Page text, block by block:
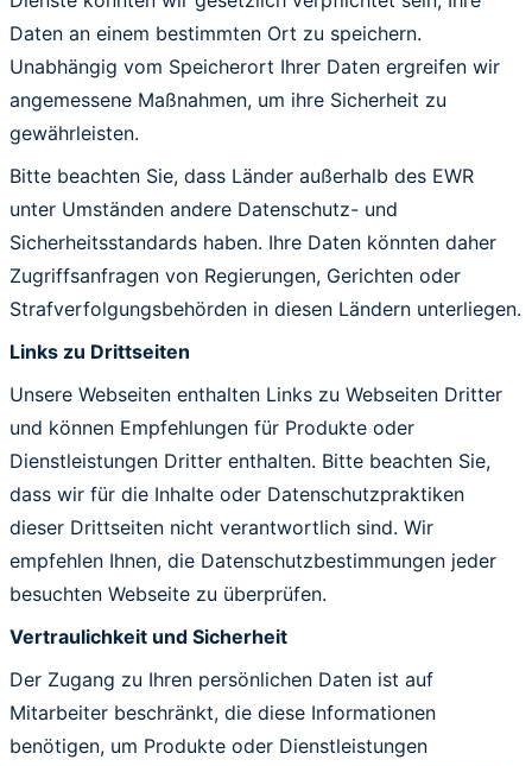
Daten an einem bestimmten Ort zu speichern.
Unabhängig vom Speicherort Ihrer Daten ergreifen wir
angemessene Maßnahmen, um ihre Sicherheit zu
gewährleisten.
Bitte beachten Sie, dass Länder außerhalb des EWR
unter Umständen andere Datenschutz- und
Sicherheitsstandards haben. Ihre Daten könnten daher
Zugriffsanfragen von Regierungen, Gerichten oder
Strafverfolgungsbehörden in diesen Ländern unterliegen.
Links zu Drittseiten
Unsere Webseiten enthalten Links zu Webseiten Dritter
und können Empfehlungen für Produkte oder
Dienstleistungen Dritter enthalten. Bitte beachten Sie,
dass wir für die Inhalte oder Datenschutzpraktiken
dieser Drittseiten nicht verantwortlich sind. Wir
empfehlen Ihnen, die Datenschutzbestimmungen jeder
besuchten Webseite zu überprüfen.
Vertraulichkeit und Sicherheit
Der Zugang zu Ihren persönlichen Daten ist auf
Mitarbeiter beschränkt, die diese Informationen
benötigen, um Produkte oder Dienstleistungen